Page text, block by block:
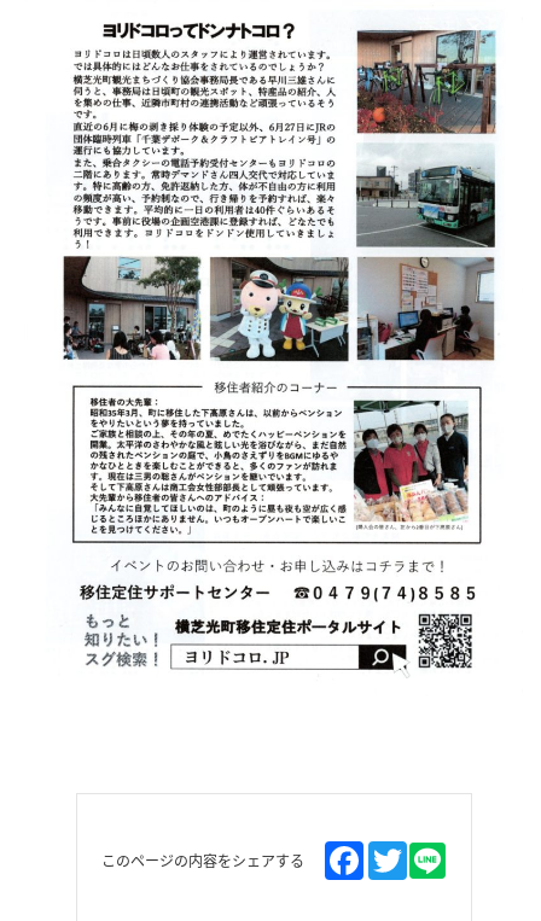
このページの内容をシェアする